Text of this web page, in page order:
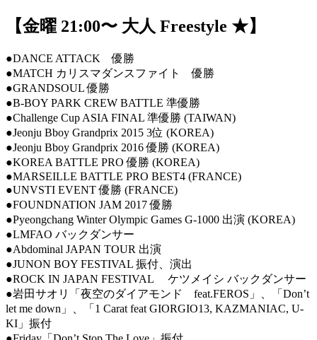
【金曜 21:00〜 大人 Freestyle ★】
●DANCE ATTACK 優勝
●MATCH カリスマダンスファイト 優勝
●GRANDSOUL 優勝
●B-BOY PARK CREW BATTLE 準優勝
●Challenge Cup ASIA FINAL 準優勝 (TAIWAN)
●Jeonju Bboy Grandprix 2015 3位 (KOREA)
●Jeonju Bboy Grandprix 2016 優勝 (KOREA)
●KOREA BATTLE PRO 優勝 (KOREA)
●MARSEILLE BATTLE PRO BEST4 (FRANCE)
●UNVSTI EVENT 優勝 (FRANCE)
●FOUNDNATION JAM 2017 優勝
●Pyeongchang Winter Olympic Games G-1000 出演 (KOREA)
●LMFAO バックダンサー
●Abdominal JAPAN TOUR 出演
●JUNON BOY FESTIVAL 振付、演出
●ROCK IN JAPAN FESTIVAL ケツメイシ バックダンサー
●岩田サオリ「夜空のダイアモンド feat.FEROS」、「Don’t
let me down」、「1 Carat feat GIORGIO13, KAZMANIAC, U-
KI」振付